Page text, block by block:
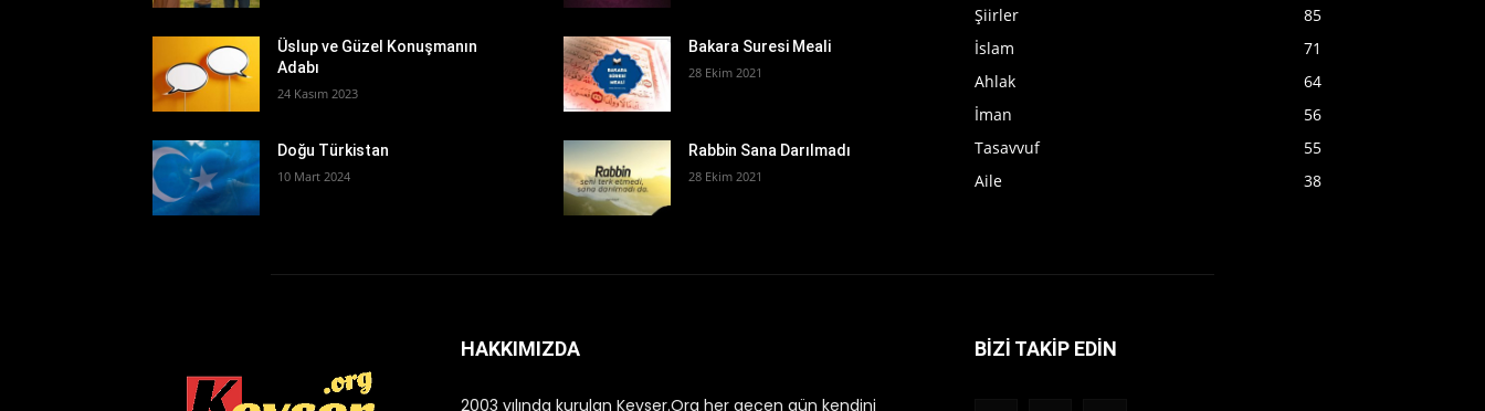
Üslup ve Güzel Konuşmanın
Adabı
24 Kasım 2023
Doğu Türkistan
10 Mart 2024
Bakara Suresi Meali
28 Ekim 2021
Rabbin Sana Darılmadı
28 Ekim 2021
Şiirler
85
İslam
71
Ahlak
64
İman
56
Tasavvuf
55
Aile
38
HAKKIMIZDA
2003 yılında kurulan Kevser.Org her geçen gün kendini
BİZİ TAKİP EDİN